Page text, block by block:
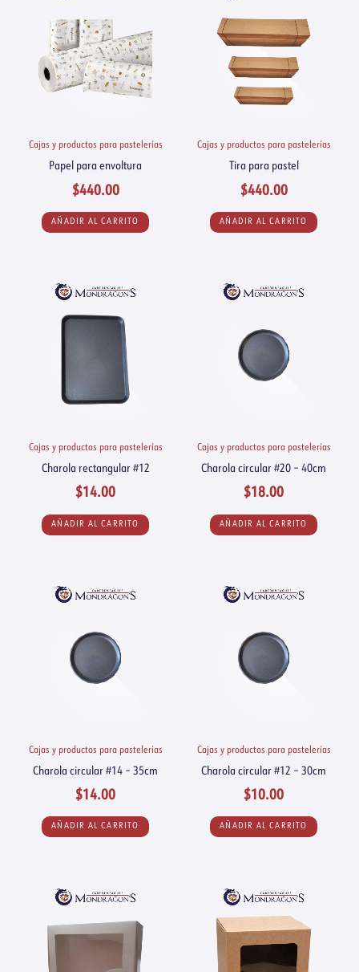
Cajas y productos para pastelerías
Papel para envoltura
$440.00
AÑADIR AL CARRITO
Cajas y productos para pastelerías
Tira para pastel
$440.00
AÑADIR AL CARRITO
Cajas y productos para pastelerías
Charola rectangular #12
$14.00
AÑADIR AL CARRITO
Cajas y productos para pastelerías
Charola circular #20 – 40cm
$18.00
AÑADIR AL CARRITO
Cajas y productos para pastelerías
Charola circular #14 – 35cm
$14.00
AÑADIR AL CARRITO
Cajas y productos para pastelerías
Charola circular #12 – 30cm
$10.00
AÑADIR AL CARRITO